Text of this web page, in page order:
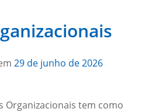
29 de junho de 2026
Organizacionais tem como